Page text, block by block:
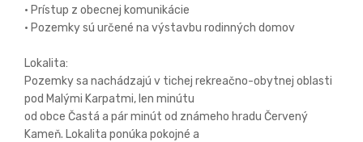
• Prístup z obecnej komunikácie
• Pozemky sú určené na výstavbu rodinných domov
Lokalita:
Pozemky sa nachádzajú v tichej rekreačno-obytnej oblasti
pod Malými Karpatmi, len minútu
od obce Častá a pár minút od známeho hradu Červený
Kameň. Lokalita ponúka pokojné a